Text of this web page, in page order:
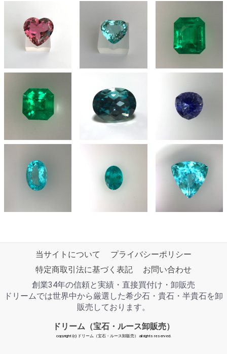
当サイトについて
プライバシーポリシー
特定商取引法に基づく表記
お問い合わせ
創業34年の信頼と実績・直接買付け・卸販売
ドリームでは世界中から厳選した希少石・貴石・半貴石を卸
販売しております。
ドリーム（宝石・ルース卸販売）
copyright (c) ドリーム（宝石・ルース卸販売） all rights reserved.